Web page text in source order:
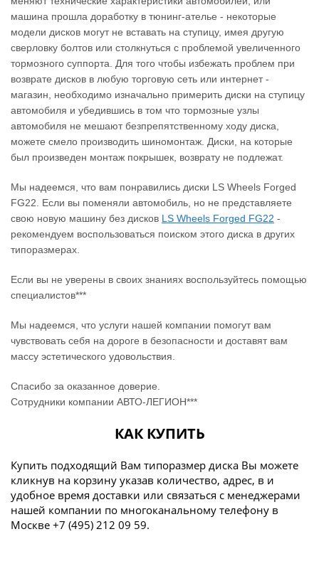
машина прошла доработку в тюнинг-ателье - некоторые
модели дисков могут не вставать на ступицу, имея другую
сверловку болтов или столкнуться с проблемой увеличенного
тормозного суппорта. Для того чтобы избежать проблем при
возврате дисков в любую торговую сеть или интернет -
магазин, необходимо изначально примерить диски на ступицу
автомобиля и убедившись в том что тормозные узлы
автомобиля не мешают безпрепятственному ходу диска,
можете смело производить шиномонтаж. Диски, на которые
был произведен монтаж покрышек, возврату не подлежат.
Мы надеемся, что вам понравились диски LS Wheels Forged
FG22. Если вы поменяли автомобиль, но не представляете
свою новую машину без дисков LS Wheels Forged FG22 ‐
рекомендуем воспользоваться поиском этого диска в других
типоразмерах.
Если вы не уверены в своих знаниях воспользуйтесь помощью
специалистов***
Мы надеемся, что услуги нашей компании помогут вам
чувствовать себя на дороге в безопасности и доставят вам
массу эстетического удовольствия.
Спасибо за оказанное доверие.
Сотрудники компании АВТО-ЛЕГИОН***
КАК КУПИТЬ
Купить подходящий Вам типоразмер диска Вы можете
кликнув на корзину указав количество, адрес, в и
удобное время доставки или связаться с менеджерами
нашей компании по многоканальному телефону в
Москве +7 (495) 212 09 59.